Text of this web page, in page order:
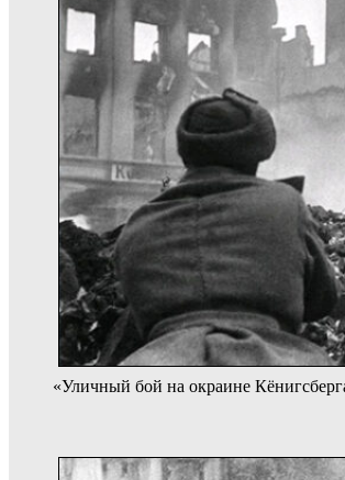
«Уличный бой на окраине